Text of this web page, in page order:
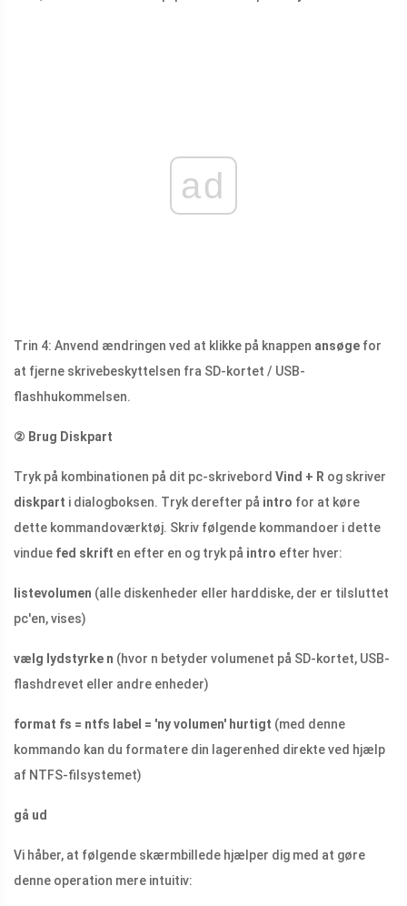
ad
Trin 4: Anvend ændringen ved at klikke på knappen ansøge for
at fjerne skrivebeskyttelsen fra SD-kortet / USB-
flashhukommelsen.
② Brug Diskpart
Tryk på kombinationen på dit pc-skrivebord Vind + R og skriver
diskpart i dialogboksen. Tryk derefter på intro for at køre
dette kommandoværktøj. Skriv følgende kommandoer i dette
vindue fed skrift en efter en og tryk på intro efter hver:
listevolumen (alle diskenheder eller harddiske, der er tilsluttet
pc'en, vises)
vælg lydstyrke n (hvor n betyder volumenet på SD-kortet, USB-
flashdrevet eller andre enheder)
format fs = ntfs label = 'ny volumen' hurtigt (med denne
kommando kan du formatere din lagerenhed direkte ved hjælp
af NTFS-filsystemet)
gå ud
Vi håber, at følgende skærmbillede hjælper dig med at gøre
denne operation mere intuitiv: